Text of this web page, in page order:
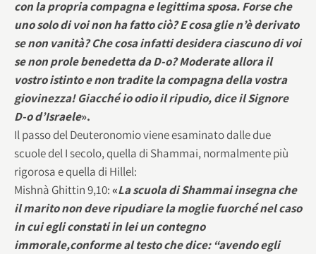
con la propria compagna e legittima sposa. Forse che
uno solo di voi non ha fatto ciò? E cosa glie n’è derivato
se non vanità? Che cosa infatti desidera ciascuno di voi
se non prole benedetta da D-o? Moderate allora il
vostro istinto e non tradite la compagna della vostra
giovinezza! Giacché io odio il ripudio, dice il Signore
D-o d’Israele».
Il passo del Deuteronomio viene esaminato dalle due
scuole del I secolo, quella di Shammai, normalmente più
rigorosa e quella di Hillel:
Mishnà Ghittin 9,10:«La scuola di Shammai insegna che
il marito non deve ripudiare la moglie fuorché nel caso
in cui egli constati in lei un contegno
immorale,conforme al testo che dice: “avendo egli